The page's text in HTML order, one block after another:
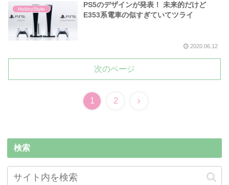
HobbyStyle
PS5のデザインが発表！ 未来的だけど
E353系電車の似すぎていてツライ
2020.06.12
次のページ
1 2
検索